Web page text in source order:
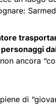
ancora
di